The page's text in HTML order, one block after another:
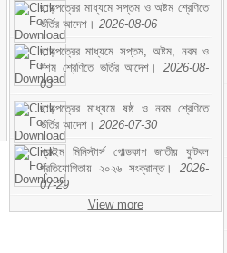
ছাড়পত্রের মাধ্যমে সপ্তম ও অষ্টম শ্রেণিতে
ভর্তির আদেশ। 2026-08-06
ছাড়পত্রের মাধ্যমে সপ্তম, অষ্টম, নবম ও
দশম শ্রেণিতে ভর্তির আদেশ। 2026-08-
03
ছাড়পত্রের মাধ্যমে ষষ্ঠ ও নবম শ্রেণিতে
ভর্তির আদেশ। 2026-07-30
প্রাইম মিনিস্টার্স গোল্ডকাপ জাতীয় ফুটবল
প্রতিযোগিতায় ২০২৬ সংক্রান্ত। 2026-
07-29
View more